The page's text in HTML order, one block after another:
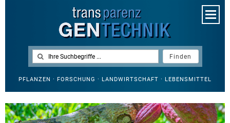
PFLANZEN · FORSCHUNG · LANDWIRTSCHAFT · LEBENSMITTEL